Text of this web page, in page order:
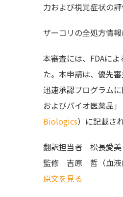
力および視覚症状の
ザーコリの全処方情
本審査には、FDAに
た。本申請は、優先
迅速承認プログラム
およびバイオ医薬品
Biologics）に記載さ
翻訳担当者 松長愛美
監修 吉原 哲（血液
原文を見る